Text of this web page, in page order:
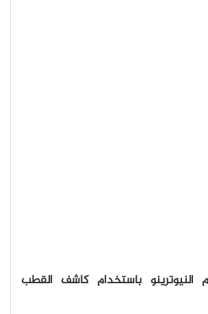
باستخدام كاشف القطب